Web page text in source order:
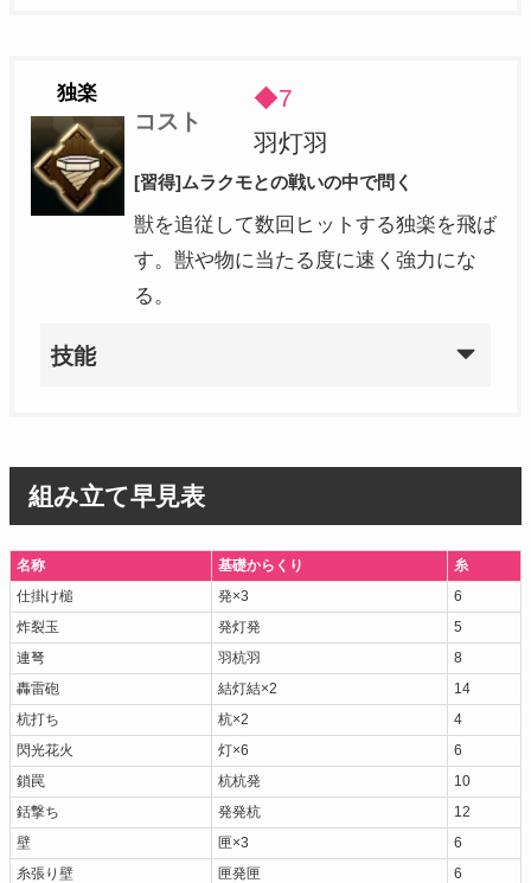
独楽
コスト
◆7
羽灯羽
[習得]ムラクモとの戦いの中で問く
獣を追従して数回ヒットする独楽を飛ば
す。獣や物に当たる度に速く強力にな
る。
技能
組み立て早見表
名称 基礎からくり
糸
仕掛け槌
発×3
6
炸裂玉
発灯発
5
連弩
羽杭羽
8
轟雷砲
結灯結×2
14
杭打ち
杭×2
4
閃光花火
灯×6
6
鎖罠
杭杭発
10
銛撃ち
発発杭
12
壁
匣×3
6
糸張り壁
匣発匣
6